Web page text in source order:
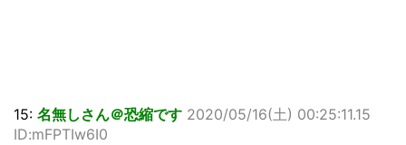
15: 名無しさん＠恐縮です 2020/05/16(土) 00:25:11.15
ID:mFPTIw6I0